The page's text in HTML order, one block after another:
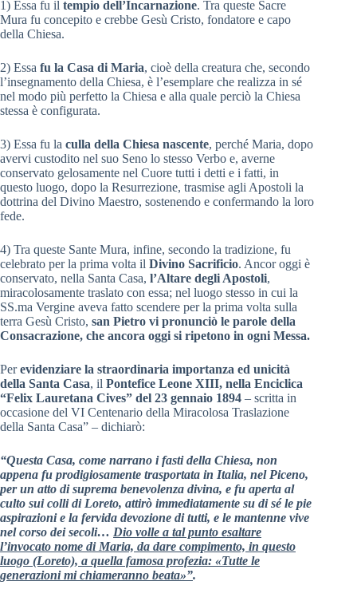
1) Essa fu il tempio dell’Incarnazione. Tra queste Sacre
Mura fu concepito e crebbe Gesù Cristo, fondatore e capo
della Chiesa.
2) Essa fu la Casa di Maria, cioè della creatura che, secondo
l’insegnamento della Chiesa, è l’esemplare che realizza in sé
nel modo più perfetto la Chiesa e alla quale perciò la Chiesa
stessa è configurata.
3) Essa fu la culla della Chiesa nascente, perché Maria, dopo
avervi custodito nel suo Seno lo stesso Verbo e, averne
conservato gelosamente nel Cuore tutti i detti e i fatti, in
questo luogo, dopo la Resurrezione, trasmise agli Apostoli la
dottrina del Divino Maestro, sostenendo e confermando la loro
fede.
4) Tra queste Sante Mura, infine, secondo la tradizione, fu
celebrato per la prima volta il Divino Sacrificio. Ancor oggi è
conservato, nella Santa Casa, l’Altare degli Apostoli,
miracolosamente traslato con essa; nel luogo stesso in cui la
SS.ma Vergine aveva fatto scendere per la prima volta sulla
terra Gesù Cristo, san Pietro vi pronunciò le parole della
Consacrazione, che ancora oggi si ripetono in ogni Messa.
Perevidenziare la straordinaria importanza ed unicità
della Santa Casa, il Pontefice Leone XIII, nella Enciclica
“Felix Lauretana Cives” del 23 gennaio 1894 – scritta in
occasione del VI Centenario della Miracolosa Traslazione
della Santa Casa” – dichiarò:
“Questa Casa, come narrano i fasti della Chiesa, non
appena fu prodigiosamente trasportata in Italia, nel Piceno,
per un atto di suprema benevolenza divina, e fu aperta al
culto sui colli di Loreto, attirò immediatamente su di sé le pie
aspirazioni e la fervida devozione di tutti, e le mantenne vive
nel corso dei secoli… Dio volle a tal punto esaltare
l’invocato nome di Maria, da dare compimento, in questo
luogo (Loreto), a quella famosa profezia: «Tutte le
generazioni mi chiameranno beata»”.